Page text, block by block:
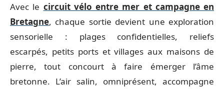
Avec le circuit vélo entre mer et campagne en
Bretagne, chaque sortie devient une exploration
sensorielle : plages confidentielles, reliefs
escarpés, petits ports et villages aux maisons de
pierre, tout concourt à faire émerger l’âme
bretonne. L’air salin, omniprésent, accompagne